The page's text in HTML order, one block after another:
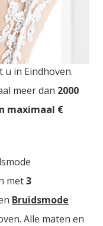
Bruidsmode
u in Eindhoven.
meer dan 2000
maximaal €
met3
Bruidsmode
Alle maten en